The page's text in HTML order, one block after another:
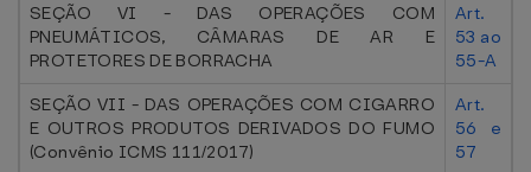
SEÇÃO VI - DAS OPERAÇÕES COM
PNEUMÁTICOS, CÂMARAS DE AR E
PROTETORES DE BORRACHA
Art.
53 ao
55-A
SEÇÃO VII - DAS OPERAÇÕES COM CIGARRO
E OUTROS PRODUTOS DERIVADOS DO FUMO
(Convênio ICMS 111/2017)
Art.
56 e
57